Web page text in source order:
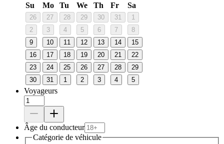
Su
Mo Tu We Th Fr Sa
26 27 28 29 30 31
1
2
3 4 5 6 7
8
9
10 11 12 13 14
15
16
17 18 19 20 21
22
23
24 25 26 27 28
29
30
31 1 2 3 4 5
Voyageurs
Âge du conducteur
Catégorie de véhicule